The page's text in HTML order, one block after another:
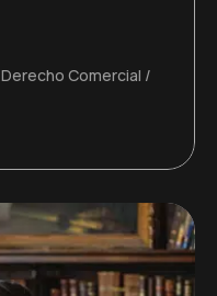
Derecho Comercial